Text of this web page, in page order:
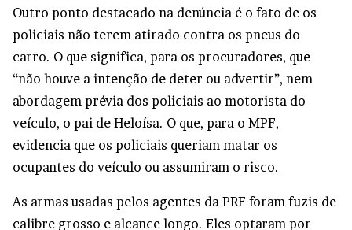
Outro ponto destacado na denúncia é o fato de os
policiais não terem atirado contra os pneus do
carro. O que significa, para os procuradores, que
“não houve a intenção de deter ou advertir”, nem
abordagem prévia dos policiais ao motorista do
veículo, o pai de Heloísa. O que, para o MPF,
evidencia que os policiais queriam matar os
ocupantes do veículo ou assumiram o risco.
As armas usadas pelos agentes da PRF foram fuzis de
calibre grosso e alcance longo. Eles optaram por